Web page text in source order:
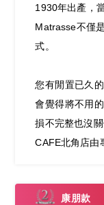
1930年出產，
Matrasse不僅
式。
您有閒置已久
會覺得將不用
損不完整也沒
CAFE北角店由
康朋款